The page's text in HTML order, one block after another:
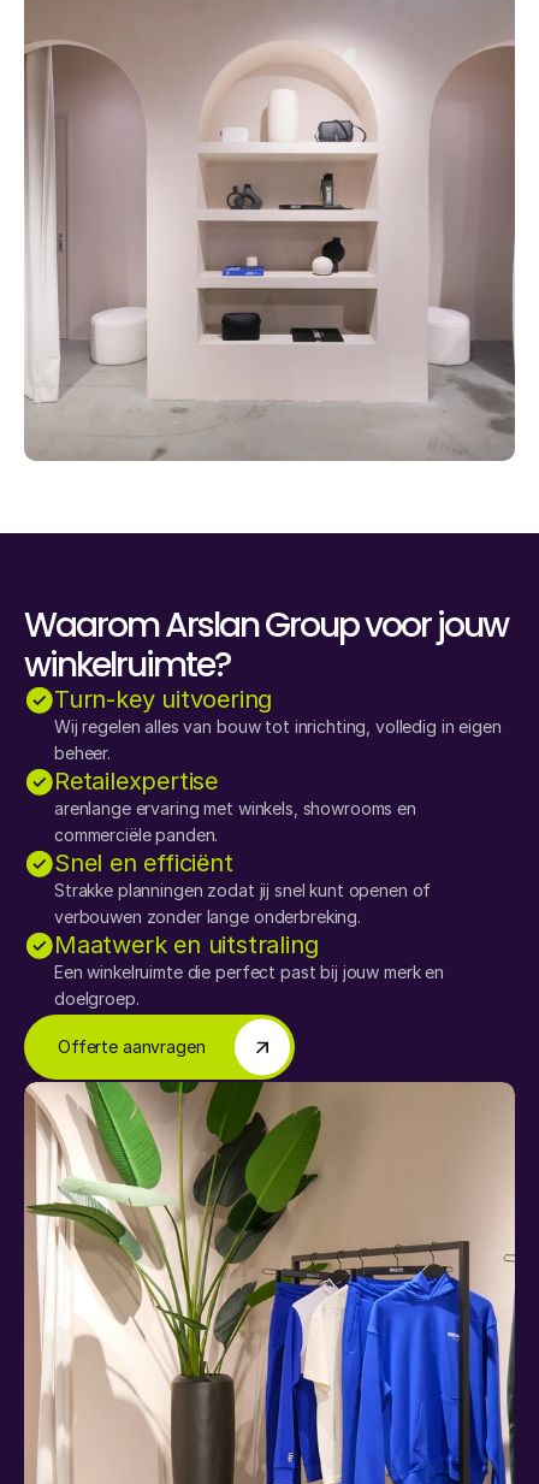
Waarom Arslan Group voor jouw
winkelruimte?
Turn-key uitvoering
Wij regelen alles van bouw tot inrichting, volledig in eigen
beheer.
Retailexpertise
arenlange ervaring met winkels, showrooms en
commerciële panden.
Snel en efficiënt
Strakke planningen zodat jij snel kunt openen of
verbouwen zonder lange onderbreking.
Maatwerk en uitstraling
Een winkelruimte die perfect past bij jouw merk en
doelgroep.
Offerte aanvragen